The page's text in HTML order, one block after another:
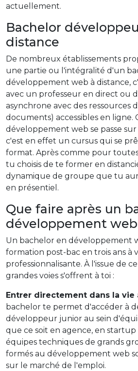
actuellement.
Bachelor
distance
De nombreux établissements
une partie ou l'intégralité d'un
développement web à distance,
avec un professeur en direct ou
asynchrone avec des ressources
documents) accessibles en ligne.
développement web se passe
c'est en effet un cursus qui se
format. Après comme pour
tu choisis de te former en
dynamique de groupe que tu
en présentiel.
Que faire après un
développement web
Un bachelor en développement
formation post-bac en trois ans à
professionnalisante. À l'issue de
grandes voies s'offrent à toi :
Entrer directement dans la vie
bachelor te permet d'accéder à
développeur junior au sein
que ce soit en agence, en startup
équipes techniques de grands
formés au développement web
sur le marché de l'emploi.